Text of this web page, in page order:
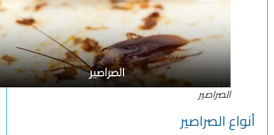
الصراصير
أنواع الصراصير